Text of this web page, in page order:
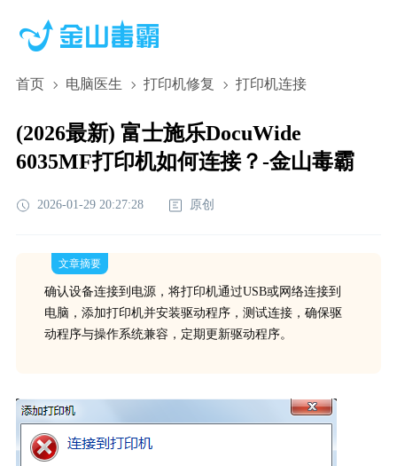
首页 电脑医生 打印机修复 打印机连接
(2026最新) 富士施乐DocuWide
6035MF打印机如何连接？-金山毒霸
2026-01-29 20:27:28 原创
文章摘要
确认设备连接到电源，将打印机通过USB或网络连接到
电脑，添加打印机并安装驱动程序，测试连接，确保驱
动程序与操作系统兼容，定期更新驱动程序。